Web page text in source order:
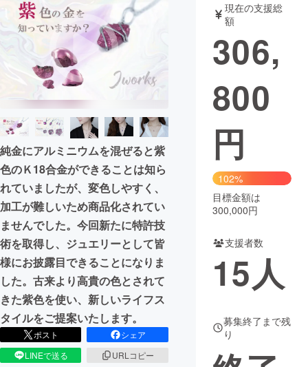
テクノロジー・ガジェット
映像・映画 書籍・雑誌
チャレンジ
まちづくり・地域活性化
CAMPFIRE for Social Good
CAMPFIRE Creation
CAMPFIREふるさと納税
コミュニティ
純金にアルミニウムを混ぜると紫
色のＫ18合金ができることは知ら
れていましたが、変色しやすく、
加工が難しいため商品化されてい
ませんでした。今回新たに特許技
術を取得し、ジュエリーとして皆
様にお披露目できることになりま
した。古来より高貴の色とされて
きた紫色を使い、新しいライフス
タイルをご提案いたします。
ポスト
シェア
LINEで送る
URLコピー
現在の支援総
額
306,
800
円
102%
目標金額は
300,000円
支援者数
15人
募集終了まで残
り